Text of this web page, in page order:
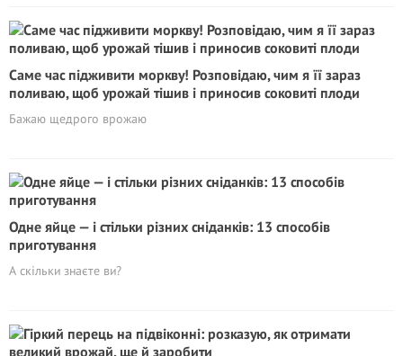
Саме час підживити моркву! Розповідаю, чим я її зараз
поливаю, щоб урожай тішив і приносив соковиті плоди
Бажаю щедрого врожаю
Одне яйце — і стільки різних сніданків: 13 способів
приготування
А скільки знаєте ви?